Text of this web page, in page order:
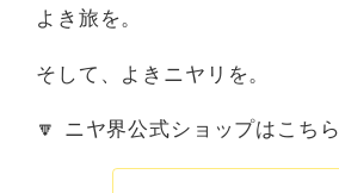
よき旅を。
そして、よきニヤリを。
🔽 ニヤ界公式ショップはこちら